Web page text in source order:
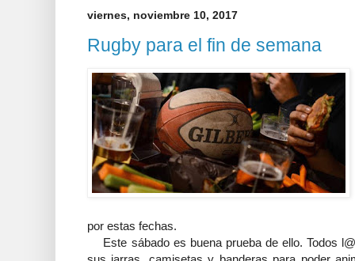
viernes, noviembre 10, 2017
Rugby para el fin de semana
por estas fechas.
Este sábado es buena prueba de ello. Todos